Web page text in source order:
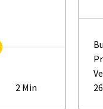
2 Min